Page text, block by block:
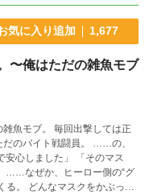
しく握る。そして、あいてい
短く切ったばかりの髪に触れ
って何を、
気に入り追加 1,677
〜俺はただの雑魚モブ
魚モブ。 毎回出撃しては正
イト戦闘員。 ……の、
ぶって